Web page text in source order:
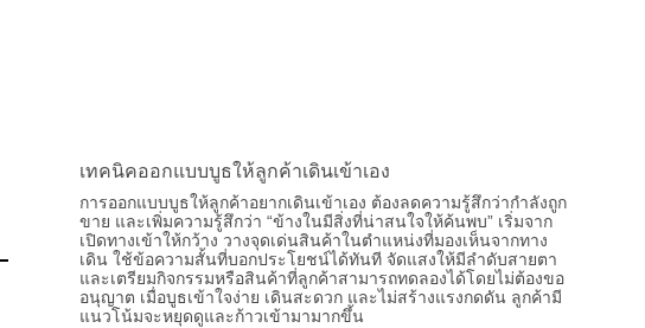
เทคนิคออกแบบบูธให้ลูกค้าเดินเข้าเอง
การออกแบบบูธให้ลูกค้าอยากเดินเข้าเอง ต้องลดความรู้สึกว่ากำลังถูก
ขาย และเพิ่มความรู้สึกว่า “ข้างในมีสิ่งที่น่าสนใจให้ค้นพบ” เริ่มจาก
เปิดทางเข้าให้กว้าง วางจุดเด่นสินค้าในตำแหน่งที่มองเห็นจากทาง
เดิน ใช้ข้อความสั้นที่บอกประโยชน์ได้ทันที จัดแสงให้มีลำดับสายตา
และเตรียมกิจกรรมหรือสินค้าที่ลูกค้าสามารถทดลองได้โดยไม่ต้องขอ
อนุญาต เมื่อบูธเข้าใจง่าย เดินสะดวก และไม่สร้างแรงกดดัน ลูกค้ามี
แนวโน้มจะหยุดดูและก้าวเข้ามามากขึ้น